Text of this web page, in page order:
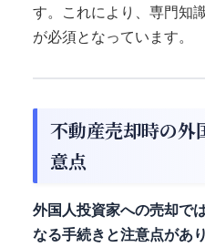
す。これにより、専門知
が必須となっています。
不動産売却時の外
意点
外国人投資家への売却で
なる手続きと注意点があ